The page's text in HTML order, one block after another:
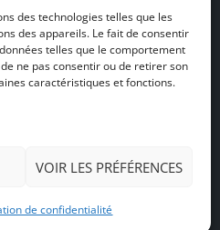
des technologies telles que les
des appareils. Le fait de consentir
telles que le comportement
ne pas consentir ou de retirer son
caractéristiques et fonctions.
VOIR LES PRÉFÉRENCES
de confidentialité